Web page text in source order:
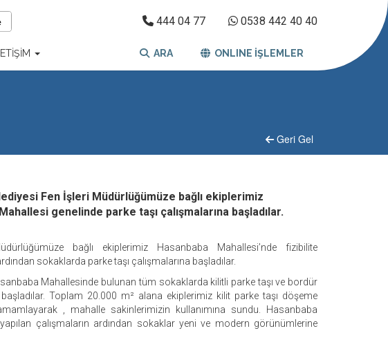
444 04 77 0538 442 40 40
ARA ONLINE İŞLEMLER
Geri Gel
Fen İşleri Müdürlüğümüze bağlı ekiplerimiz
genelinde parke taşı çalışmalarına başladılar.
bağlı ekiplerimiz Hasanbaba Mahallesi’nde fizibilite
sokaklarda parke taşı çalışmalarına başladılar.
Mahallesinde bulunan tüm sokaklarda kilitli parke taşı ve bordür
Toplam 20.000 m² alana ekiplerimiz kilit parke taşı döşeme
, mahalle sakinlerimizin kullanımına sundu. Hasanbaba
çalışmaların ardından sokaklar yeni ve modern görünümlerine